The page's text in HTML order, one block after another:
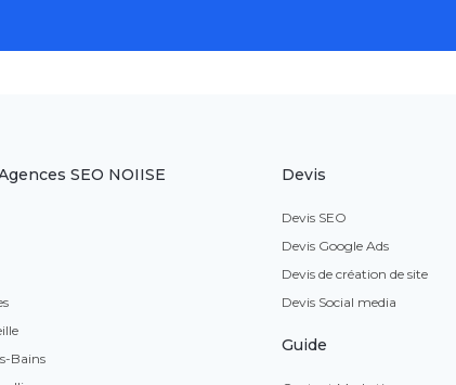
SEO NOIISE
Bains
Devis
Devis SEO
Devis Google Ads
Devis de création de site
Devis Social media
Guide